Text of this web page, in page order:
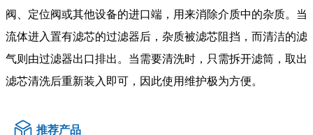
阀、定位阀或其他设备的进口端，用来消除介质中的杂质。当
流体进入置有滤芯的过滤器后，杂质被滤芯阻挡，而清洁的滤
气则由过滤器出口排出。当需要清洗时，只需拆开滤筒，取出
滤芯清洗后重新装入即可，因此使用维护极为方便。
推荐产品